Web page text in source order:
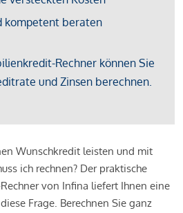
Wunschkredit leisten und mit
ich rechnen? Der praktische
von Infina liefert Ihnen eine
Frage. Berechnen Sie ganz